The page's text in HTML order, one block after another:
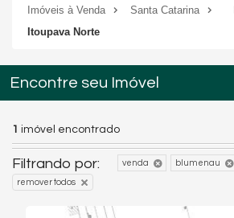
Imóveis à Venda Santa Catarina
Itoupava Norte
Encontre seu Imóvel
1 imóvel encontrado
Filtrando por: venda blumenau
remover todos